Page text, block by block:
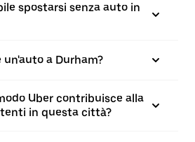
spostarsi senza auto in
un'auto a Durham?
Uber contribuisce alla
in questa città?